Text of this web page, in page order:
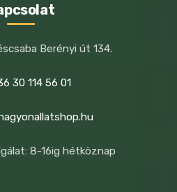
Berényi út 134.
30 114 56 01
8-16ig hétköznap